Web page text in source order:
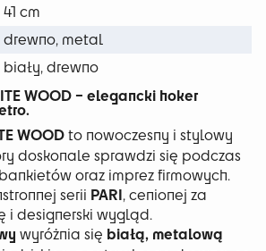
41 cm
drewno, metal
biały, drewno
WOOD – elegancki hoker
WOODto nowoczesny i stylowy
doskonale sprawdzi się podczas
oraz imprez firmowych.
serii PARI, cenionej za
i designerski wygląd.
wyróżnia się białą, metalową